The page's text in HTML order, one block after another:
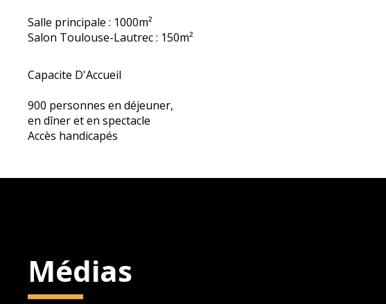
Salle principale : 1000m²
Salon Toulouse-Lautrec : 150m²
Capacite D'Accueil
900 personnes en déjeuner,
en dîner et en spectacle
Accès handicapés
Médias